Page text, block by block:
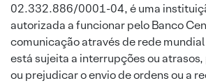
02.332.886/0001-04, é uma
autorizada a funcionar pelo Banco
comunicação através de rede
está sujeita a interrupções ou
ou prejudicar o envio de ordens ou a